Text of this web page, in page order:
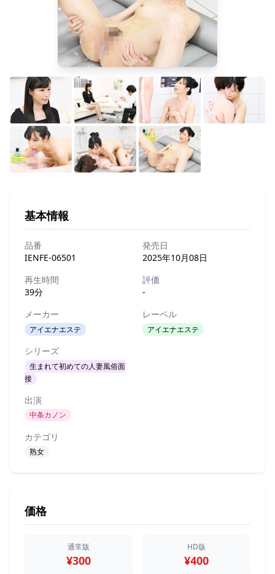
基本情報
品番
IENFE-06501
発売日
2025年10月08日
再生時間
39分
評価
-
メーカー
アイエナエステ
レーベル
アイエナエステ
シリーズ
生まれて初めての人妻風俗面
接
出演
中条カノン
カテゴリ
熟女
価格
通常版
¥300
HD版
¥400